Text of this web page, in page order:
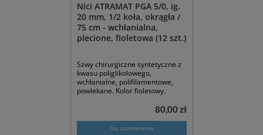
Nici ATRAMAT PGA 5/0, ig.
20 mm, 1/2 koła, okrągła /
75 cm - wchłanialna,
plecione, fioletowa (12 szt.)
Szwy chirurgiczne syntetyczne z
kwasu poliglikolowego,
wchłanialne, polifilamentowe,
powlekane. Kolor fioletowy.
Na zamówienie
80,00 zł